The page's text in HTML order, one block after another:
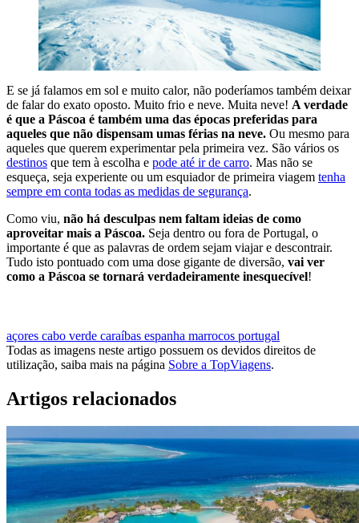
E se já falamos em sol e muito calor, não poderíamos também deixar
de falar do exato oposto. Muito frio e neve. Muita neve! A verdade
é que a Páscoa é também uma das épocas preferidas para
aqueles que não dispensam umas férias na neve. Ou mesmo para
aqueles que querem experimentar pela primeira vez. São vários os
destinos que tem à escolha e pode até ir de carro. Mas não se
esqueça, seja experiente ou um esquiador de primeira viagem tenha
sempre em conta todas as medidas de segurança.
Como viu, não há desculpas nem faltam ideias de como
aproveitar mais a Páscoa. Seja dentro ou fora de Portugal, o
importante é que as palavras de ordem sejam viajar e descontrair.
Tudo isto pontuado com uma dose gigante de diversão, vai ver
como a Páscoa se tornará verdadeiramente inesquecível!
açores cabo verde caraíbas espanha marrocos portugal
Todas as imagens neste artigo possuem os devidos direitos de
utilização, saiba mais na página Sobre a TopViagens.
Artigos relacionados